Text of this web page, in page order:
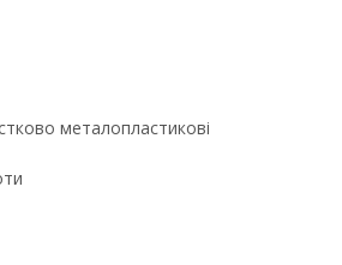
металопластикові